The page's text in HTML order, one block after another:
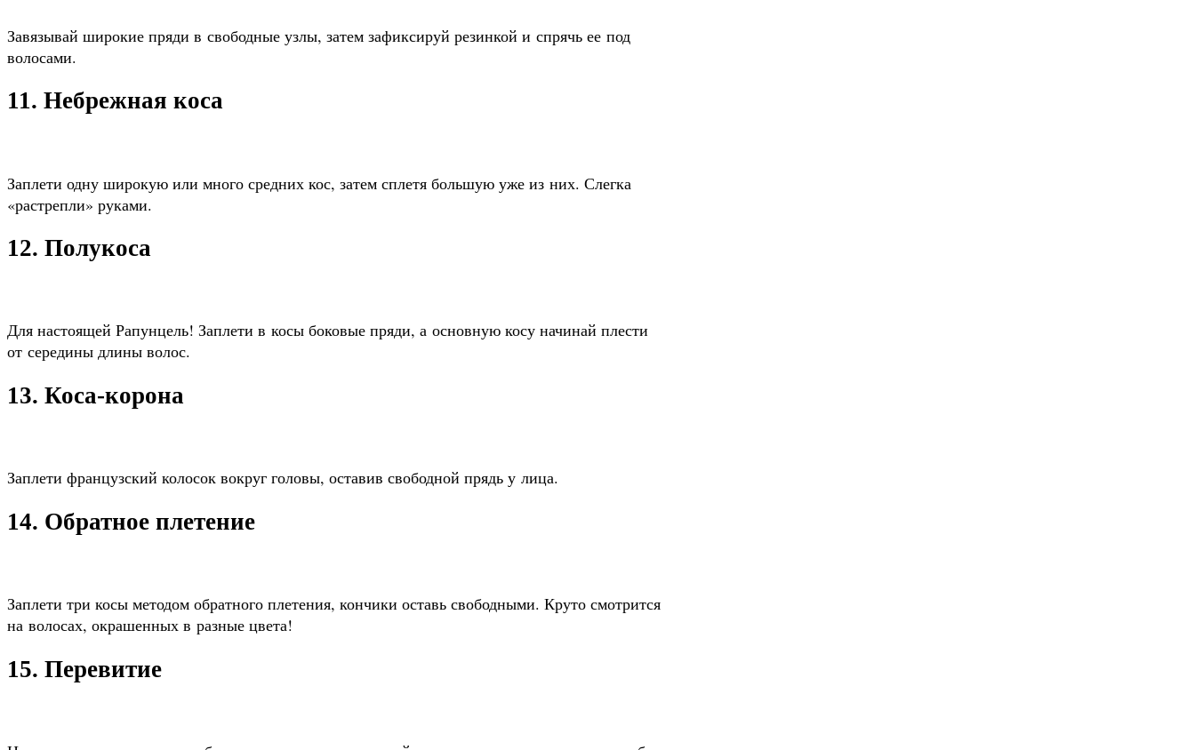
Завязывай широкие пряди в свободные узлы, затем зафиксируй резинкой и спрячь ее под
волосами.
11. Небрежная коса
Заплети одну широкую или много средних кос, затем сплетя большую уже из них. Слегка
«растрепли» руками.
12. Полукоса
Для настоящей Рапунцель! Заплети в косы боковые пряди, а основную косу начинай плести
от середины длины волос.
13. Коса-корона
Заплети французский колосок вокруг головы, оставив свободной прядь у лица.
14. Обратное плетение
Заплети три косы методом обратного плетения, кончики оставь свободными. Круто смотрится
на волосах, окрашенных в разные цвета!
15. Перевитие